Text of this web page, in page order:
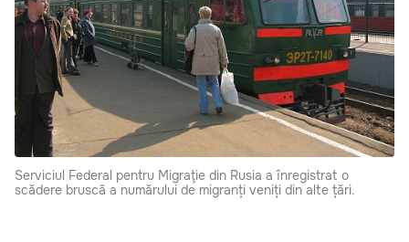
Serviciul Federal pentru Migraţie din Rusia a înregistrat o
scădere bruscă a numărului de migranți veniți din alte țări.